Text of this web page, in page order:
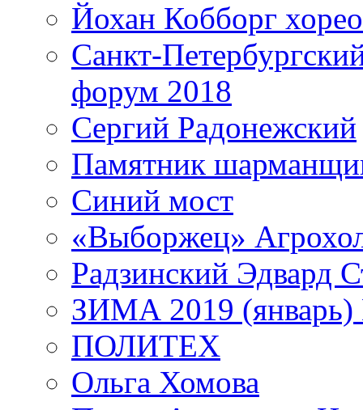
Йохан Кобборг
Санкт-
форум 2018
Сергий Радонежский
Памятник
Синий мост
«Выборжец»
Радзинский Эдвард
ЗИМА 2019 (январь)
ПОЛИТЕХ
Ольга Хомова